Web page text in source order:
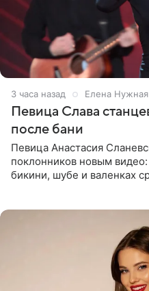
3 часа назад Елена Нужная
Певица Слава
после бани
Певица Анастасия
поклонников новым видео:
бикини, шубе и валенках